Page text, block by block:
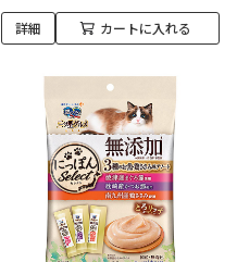
詳細 カートに入れる